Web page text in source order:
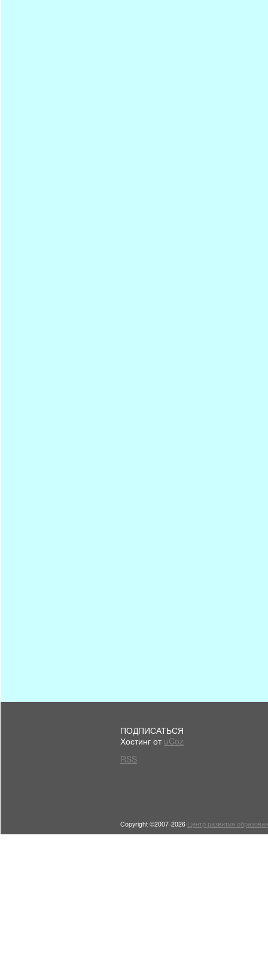
ПОДПИСАТЬСЯ
Хостинг от uCoz
RSS
Copyright ©2007-2026 Центр развития